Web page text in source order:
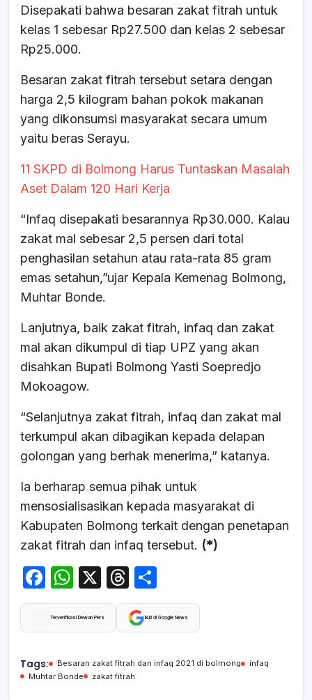
Disepakati bahwa besaran zakat fitrah untuk
kelas 1 sebesar Rp27.500 dan kelas 2 sebesar
Rp25.000.
Besaran zakat fitrah tersebut setara dengan
harga 2,5 kilogram bahan pokok makanan
yang dikonsumsi masyarakat secara umum
yaitu beras Serayu.
11 SKPD di Bolmong Harus Tuntaskan Masalah
Aset Dalam 120 Hari Kerja
“Infaq disepakati besarannya Rp30.000. Kalau
zakat mal sebesar 2,5 persen dari total
penghasilan setahun atau rata-rata 85 gram
emas setahun,”ujar Kepala Kemenag Bolmong,
Muhtar Bonde.
Lanjutnya, baik zakat fitrah, infaq dan zakat
mal akan dikumpul di tiap UPZ yang akan
disahkan Bupati Bolmong Yasti Soepredjo
Mokoagow.
“Selanjutnya zakat fitrah, infaq dan zakat mal
terkumpul akan dibagikan kepada delapan
golongan yang berhak menerima,” katanya.
Ia berharap semua pihak untuk
mensosialisasikan kepada masyarakat di
Kabupaten Bolmong terkait dengan penetapan
zakat fitrah dan infaq tersebut. (*)
F
a
c
b
o
W
h
at
A
p
X
T
hr
e
d
s
h
ar
Terverifikasi Dewan Pers Ikuti di Google News
Tags: Besaran zakat fitrah dan infaq 2021 di bolmong
infaq
Muhtar Bonde
zakat fitrah